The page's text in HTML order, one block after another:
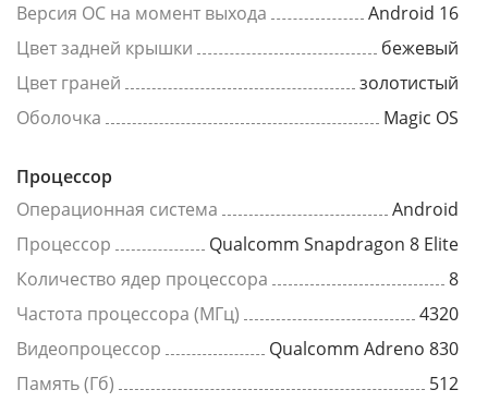
Версия ОС на момент выхода
Android 16
Цвет задней крышки
бежевый
Цвет граней
золотистый
Оболочка
Magic OS
Процессор
Операционная система
Android
Процессор
Qualcomm Snapdragon 8 Elite
Количество ядер процессора
8
Частота процессора (МГц)
4320
Видеопроцессор
Qualcomm Adreno 830
Память (Гб)
512